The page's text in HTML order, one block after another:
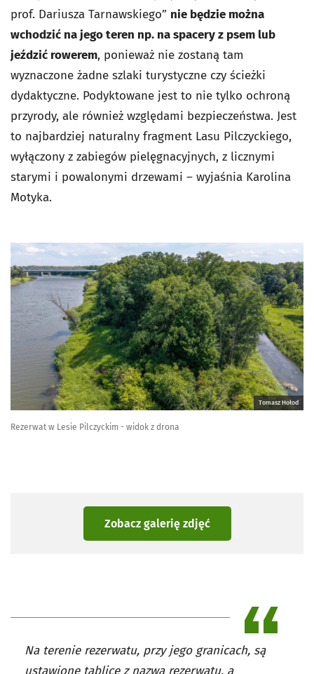
prof. Dariusza Tarnawskiego” nie będzie można
wchodzić na jego teren np. na spacery z psem lub
jeździć rowerem, ponieważ nie zostaną tam
wyznaczone żadne szlaki turystyczne czy ścieżki
dydaktyczne. Podyktowane jest to nie tylko ochroną
przyrody, ale również względami bezpieczeństwa. Jest
to najbardziej naturalny fragment Lasu Pilczyckiego,
wyłączony z zabiegów pielęgnacyjnych, z licznymi
starymi i powalonymi drzewami – wyjaśnia Karolina
Motyka.
Tomasz Hołod
Rezerwat w Lesie Pilczyckim - widok z drona
Zobacz galerię zdjęć
Na terenie rezerwatu, przy jego granicach, są
ustawione tablice z nazwą rezerwatu, a